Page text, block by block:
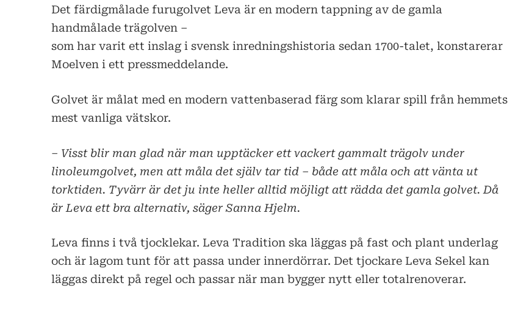
Det färdigmålade furugolvet Leva är en modern tappning av de gamla
handmålade trägolven –
som har varit ett inslag i svensk inredningshistoria sedan 1700-talet, konstarerar
Moelven i ett pressmeddelande.
Golvet är målat med en modern vattenbaserad färg som klarar spill från hemmets
mest vanliga vätskor.
– Visst blir man glad när man upptäcker ett vackert gammalt trägolv under
linoleumgolvet, men att måla det själv tar tid – både att måla och att vänta ut
torktiden. Tyvärr är det ju inte heller alltid möjligt att rädda det gamla golvet. Då
är Leva ett bra alternativ, säger Sanna Hjelm.
Leva finns i två tjocklekar. Leva Tradition ska läggas på fast och plant underlag
och är lagom tunt för att passa under innerdörrar. Det tjockare Leva Sekel kan
läggas direkt på regel och passar när man bygger nytt eller totalrenoverar.